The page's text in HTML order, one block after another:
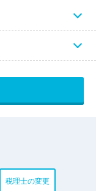
税理士の変更